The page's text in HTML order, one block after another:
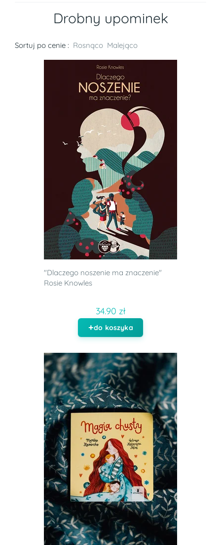
Drobny upominek
Sortuj po cenie : Rosnąco Malejąco
"Dlaczego noszenie ma znaczenie"
Rosie Knowles
34.90 zł
do koszyka